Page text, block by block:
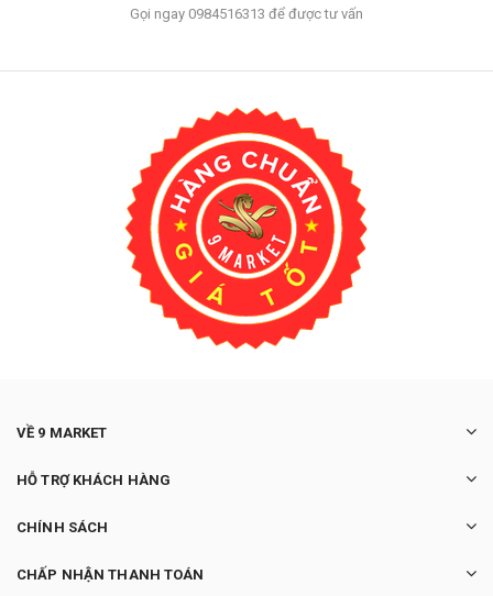
Gọi ngay 0984516313 để được tư vấn
VỀ 9 MARKET
HỖ TRỢ KHÁCH HÀNG
CHÍNH SÁCH
CHẤP NHẬN THANH TOÁN